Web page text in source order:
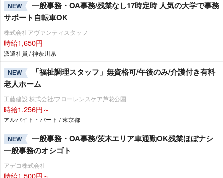
NEW
一般事務・OA事務/残業なし17時定時 人気の大学で事務
サポート自転車OK
株式会社アヴァンティスタッフ
時給1,650円
派遣社員 / 神奈川県
NEW
「福祉調理スタッフ」無資格可/午後のみ/介護付き有料
老人ホーム
工藤建設 株式会社/フローレンスケア芦花公園
時給1,256円～
アルバイト・パート / 東京都
NEW
一般事務・OA事務/茨木エリア車通勤OK残業ほぼナシ
一般事務のオシゴト
アデコ株式会社
時給1,500円～